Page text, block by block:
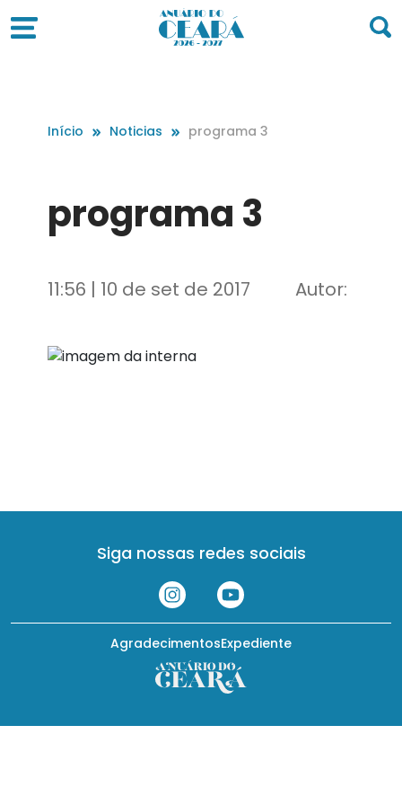
Início Noticias programa 3
programa 3
11:56 | 10 de set de 2017 Autor:
Siga nossas redes sociais
Expediente
Agradecimentos